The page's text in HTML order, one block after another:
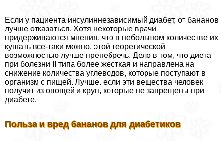
Если у пациента инсулиннезависимый диабет, от бананов
лучше отказаться. Хотя некоторые врачи
придерживаются мнения, что в небольшом количестве их
кушать все-таки можно, этой теоретической
возможностью лучше пренебречь. Дело в том, что диета
при болезни II типа более жесткая и направлена на
снижение количества углеводов, которые поступают в
организм с пищей. Лучше, если эти вещества человек
получит из овощей и круп, которые не запрещены при
диабете.
Польза и вред бананов для диабетиков